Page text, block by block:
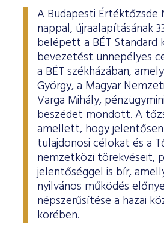
A Budapesti Értéktőzsde
nappal, újraalapításának
belépett a BÉT Standard
bevezetést ünnepélyes
a BÉT székházában,
György, a Magyar
Varga Mihály,
beszédet mondott. A
amellett, hogy
tulajdonosi célokat és a
nemzetközi törekvéseit,
jelentőséggel is bír,
nyilvános működés
népszerűsítése a hazai
körében.